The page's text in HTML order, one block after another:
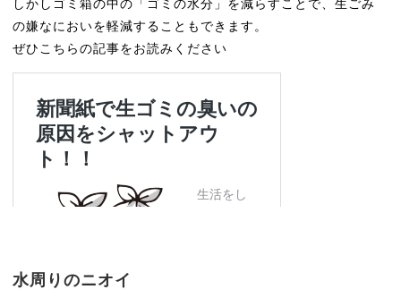
しかしゴミ箱の中の「ゴミの水分」を減らすことで、生ごみ
の嫌なにおいを軽減することもできます。
ぜひこちらの記事をお読みください
水周りのニオイ